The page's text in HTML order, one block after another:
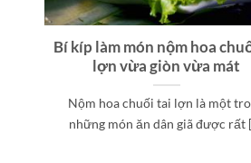
Bí kíp làm món nộm hoa
lợn vừa giòn vừa mát
Nộm hoa chuối tai lợn là một
những món ăn dân giã được rất